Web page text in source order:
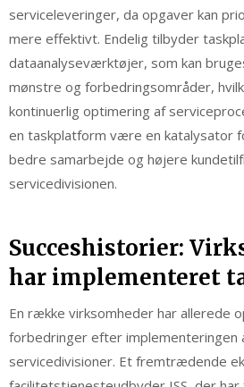
serviceleveringer, da opgaver kan
mere effektivt. Endelig tilbyder
dataanalyseværktøjer, som kan
mønstre og forbedringsområder,
kontinuerlig optimering af
en taskplatform være en katalysator
bedre samarbejde og højere
servicedivisionen.
Succeshistorier:
har implementeret
En række virksomheder har allerede
forbedringer efter implementeringen
servicedivisioner. Et fremtrædende